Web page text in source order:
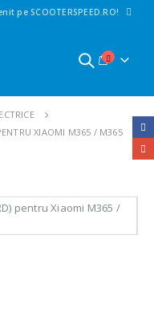
pe SCOOTERSPEED.RO!
XIAOMI M365 / M365